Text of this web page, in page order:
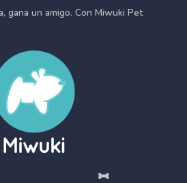
gana un amigo. Con Miwuki Pet